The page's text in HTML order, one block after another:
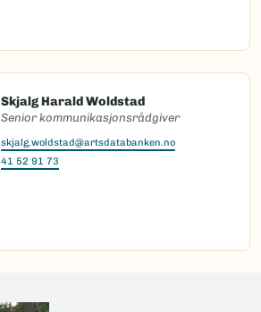
Skjalg Harald Woldstad
Senior kommunikasjonsrådgiver
skjalg.woldstad@artsdatabanken.no
41 52 91 73